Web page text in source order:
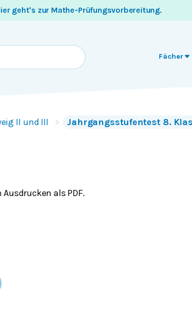
geht's zur Mathe-Prüfungsvorbereitung.
Fächer
II und III Jahrgangsstufentest 8.
als PDF.